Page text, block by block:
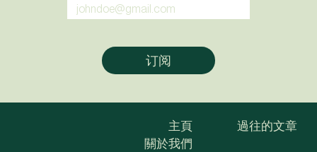
主頁
關於我們
過往的文章